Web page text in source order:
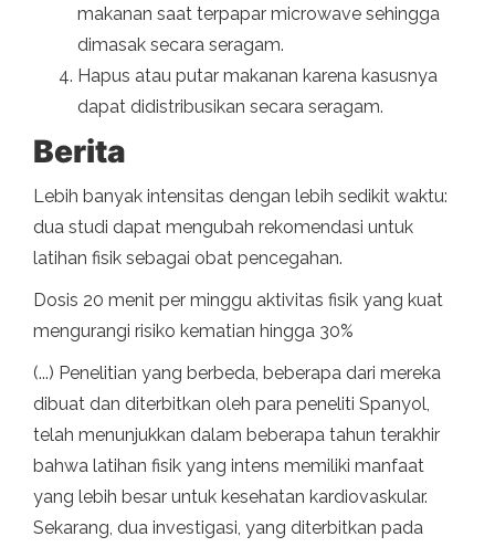
makanan saat terpapar microwave sehingga
dimasak secara seragam.
Hapus atau putar makanan karena kasusnya
dapat didistribusikan secara seragam.
Berita
Lebih banyak intensitas dengan lebih sedikit waktu:
dua studi dapat mengubah rekomendasi untuk
latihan fisik sebagai obat pencegahan.
Dosis 20 menit per minggu aktivitas fisik yang kuat
mengurangi risiko kematian hingga 30%
(...) Penelitian yang berbeda, beberapa dari mereka
dibuat dan diterbitkan oleh para peneliti Spanyol,
telah menunjukkan dalam beberapa tahun terakhir
bahwa latihan fisik yang intens memiliki manfaat
yang lebih besar untuk kesehatan kardiovaskular.
Sekarang, dua investigasi, yang diterbitkan pada